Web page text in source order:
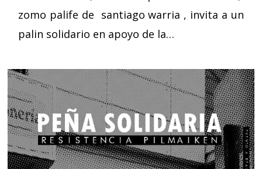
zomo palife de santiago warria , invita a un
palin solidario en apoyo de la…